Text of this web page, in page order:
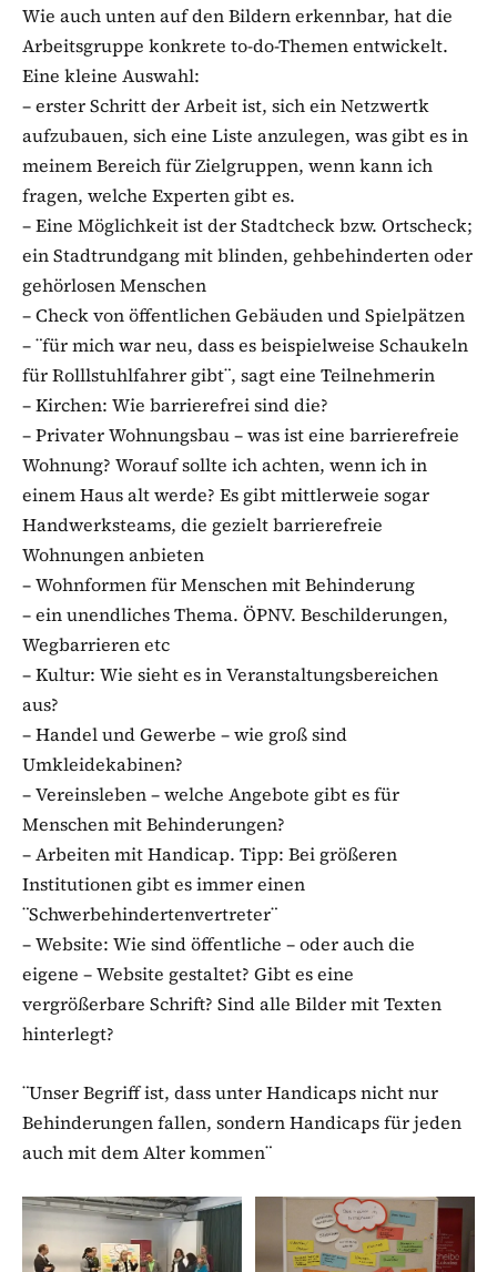
Wie auch unten auf den Bildern erkennbar, hat die
Arbeitsgruppe konkrete to-do-Themen entwickelt.
Eine kleine Auswahl:
– erster Schritt der Arbeit ist, sich ein Netzwertk
aufzubauen, sich eine Liste anzulegen, was gibt es in
meinem Bereich für Zielgruppen, wenn kann ich
fragen, welche Experten gibt es.
– Eine Möglichkeit ist der Stadtcheck bzw. Ortscheck;
ein Stadtrundgang mit blinden, gehbehinderten oder
gehörlosen Menschen
– Check von öffentlichen Gebäuden und Spielpätzen
– ¨für mich war neu, dass es beispielweise Schaukeln
für Rolllstuhlfahrer gibt¨, sagt eine Teilnehmerin
– Kirchen: Wie barrierefrei sind die?
– Privater Wohnungsbau – was ist eine barrierefreie
Wohnung? Worauf sollte ich achten, wenn ich in
einem Haus alt werde? Es gibt mittlerweie sogar
Handwerksteams, die gezielt barrierefreie
Wohnungen anbieten
– Wohnformen für Menschen mit Behinderung
– ein unendliches Thema. ÖPNV. Beschilderungen,
Wegbarrieren etc
– Kultur: Wie sieht es in Veranstaltungsbereichen
aus?
– Handel und Gewerbe – wie groß sind
Umkleidekabinen?
– Vereinsleben – welche Angebote gibt es für
Menschen mit Behinderungen?
– Arbeiten mit Handicap. Tipp: Bei größeren
Institutionen gibt es immer einen
¨Schwerbehindertenvertreter¨
– Website: Wie sind öffentliche – oder auch die
eigene – Website gestaltet? Gibt es eine
vergrößerbare Schrift? Sind alle Bilder mit Texten
hinterlegt?
¨Unser Begriff ist, dass unter Handicaps nicht nur
Behinderungen fallen, sondern Handicaps für jeden
auch mit dem Alter kommen¨